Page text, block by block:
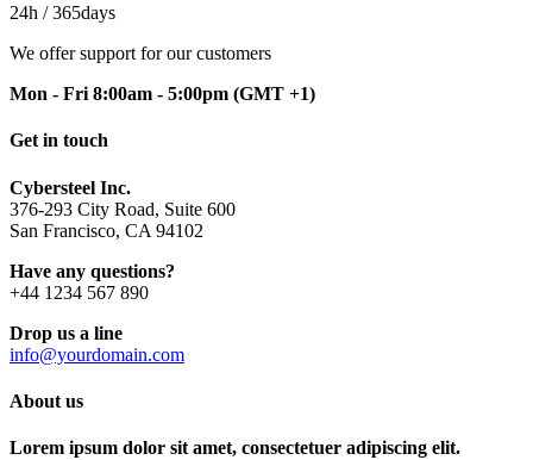
24h / 365days
We offer support for our customers
Mon - Fri 8:00am - 5:00pm (GMT +1)
Get in touch
Cybersteel Inc.
376-293 City Road, Suite 600
San Francisco, CA 94102
Have any questions?
+44 1234 567 890
Drop us a line
info@yourdomain.com
About us
Lorem ipsum dolor sit amet, consectetuer adipiscing elit.